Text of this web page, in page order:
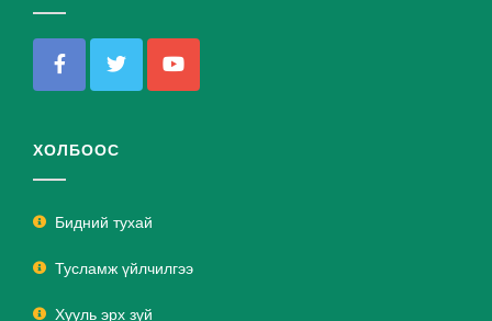
ХОЛБООС
Бидний тухай
Тусламж үйлчилгээ
Хууль эрх зүй